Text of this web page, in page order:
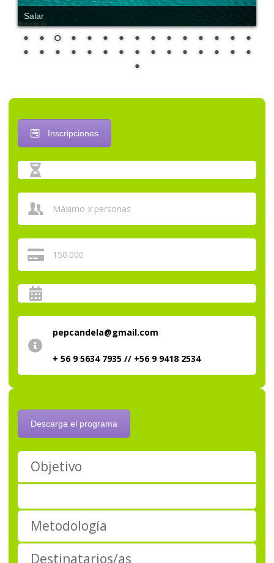
Salar
Inscripciones
Máximo x personas
150.000
pepcandela@gmail.com
+ 56 9 5634 7935 // +56 9 9418 2534
Descarga el programa
Objetivo
Metodología
Destinatarios/as